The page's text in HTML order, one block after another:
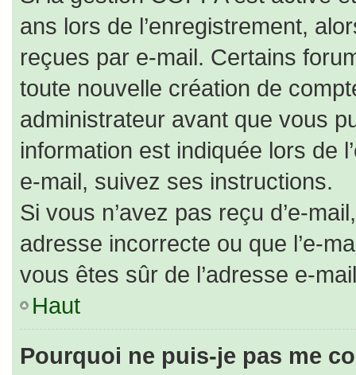
ans lors de l’enregistrement,
reçues par e-mail. Certains
toute nouvelle création de
administrateur avant que vous
information est indiquée lors de
e-mail, suivez ses instructions.
Si vous n’avez pas reçu d’e-
adresse incorrecte ou que l’e-
vous êtes sûr de l’adresse e-
Haut
Pourquoi ne puis-je pas me